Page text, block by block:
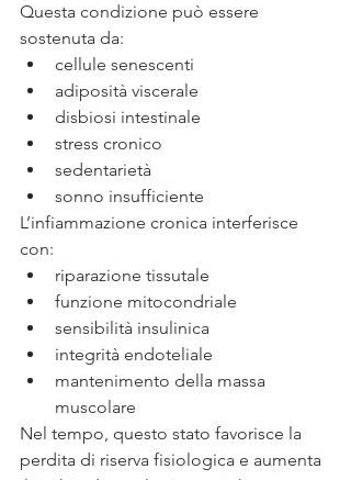
Questa condizione può essere
sostenuta da:
cellule senescenti
adiposità viscerale
disbiosi intestinale
stress cronico
sedentarietà
sonno insufficiente
L’infiammazione cronica interferisce
con:
riparazione tissutale
funzione mitocondriale
sensibilità insulinica
integrità endoteliale
mantenimento della massa
muscolare
Nel tempo, questo stato favorisce la
perdita di riserva fisiologica e aumenta